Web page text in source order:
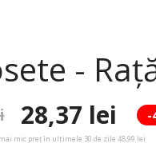
-
-
28,37 lei
mic preț în ultimele 30 de zile 48,99 lei